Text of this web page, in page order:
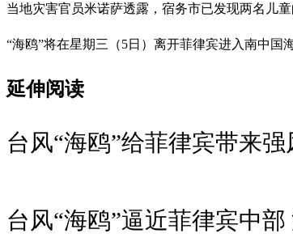
当地灾害官员米诺萨透露，宿务市已发现两名儿
“海鸥”将在星期三（5日）离开菲律宾进入南中国
延伸阅读
台风“海鸥”给菲律宾带来
台风“海鸥”逼近菲律宾中